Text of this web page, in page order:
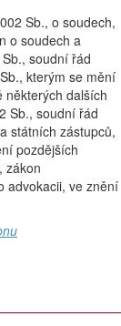
Sb., o soudech,
o soudech a
soudní řád
kterým se mění
některých dalších
Sb., soudní řád
státních zástupců,
pozdějších
zákon
advokacii, ve znění